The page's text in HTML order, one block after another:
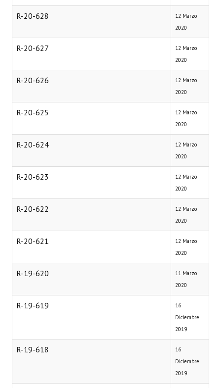
R-20-628
12 Marzo
2020
R-20-627
12 Marzo
2020
R-20-626
12 Marzo
2020
R-20-625
12 Marzo
2020
R-20-624
12 Marzo
2020
R-20-623
12 Marzo
2020
R-20-622
12 Marzo
2020
R-20-621
12 Marzo
2020
R-19-620
11 Marzo
2020
R-19-619
16
Diciembre
2019
R-19-618
16
Diciembre
2019